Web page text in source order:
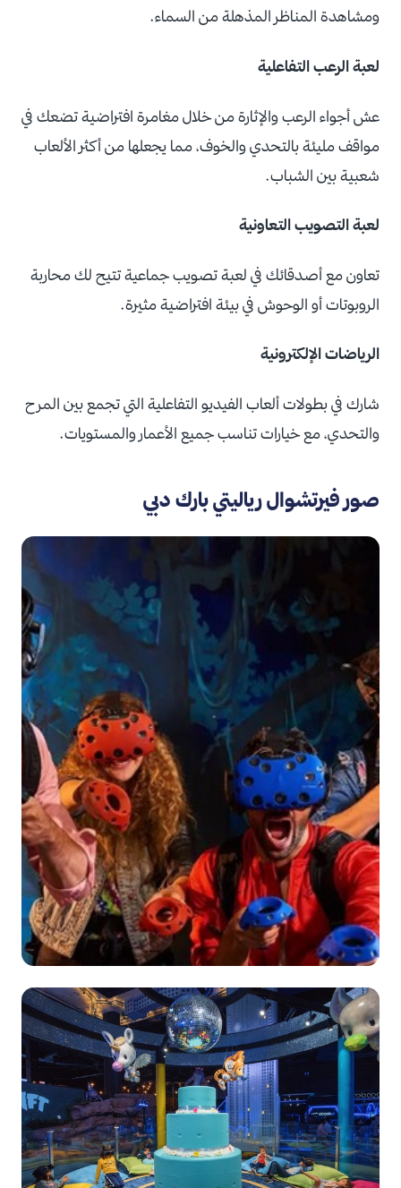
ومشاهدة المناظر المذهلة من السماء.
لعبة الرعب التفاعلية
عش أجواء الرعب والإثارة من خلال مغامرة افتراضية تضعك في
مواقف مليئة بالتحدي والخوف، مما يجعلها من أكثر الألعاب
شعبية بين الشباب.
لعبة التصويب التعاونية
تعاون مع أصدقائك في لعبة تصويب جماعية تتيح لك محاربة
الروبوتات أو الوحوش في بيئة افتراضية مثيرة.
الرياضات الإلكترونية
شارك في بطولات ألعاب الفيديو التفاعلية التي تجمع بين المرح
والتحدي، مع خيارات تناسب جميع الأعمار والمستويات.
صور فيرتشوال رياليتي بارك دبي